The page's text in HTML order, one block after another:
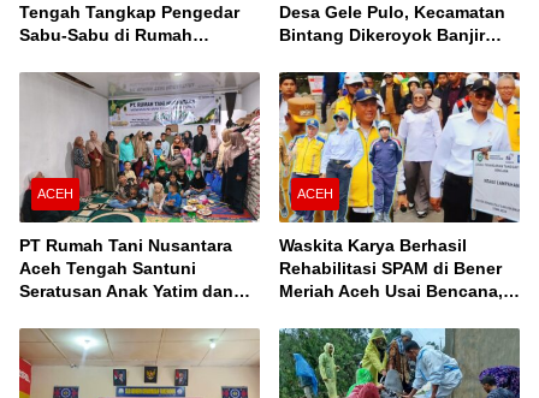
Tengah Tangkap Pengedar
Sabu-Sabu di Rumah
Desa Gele Pulo, Kecamatan
Bintang Dikeroyok Banjir
ACEH
PT Rumah Tani Nusantara
Aceh Tengah Santuni
Seratusan Anak Yatim dan
Puasa Bersama
ACEH
Waskita Karya Berhasil
Rehabilitasi SPAM di Bener
Meriah Aceh Usai Bencana,
Air Bagi 3.000 KK